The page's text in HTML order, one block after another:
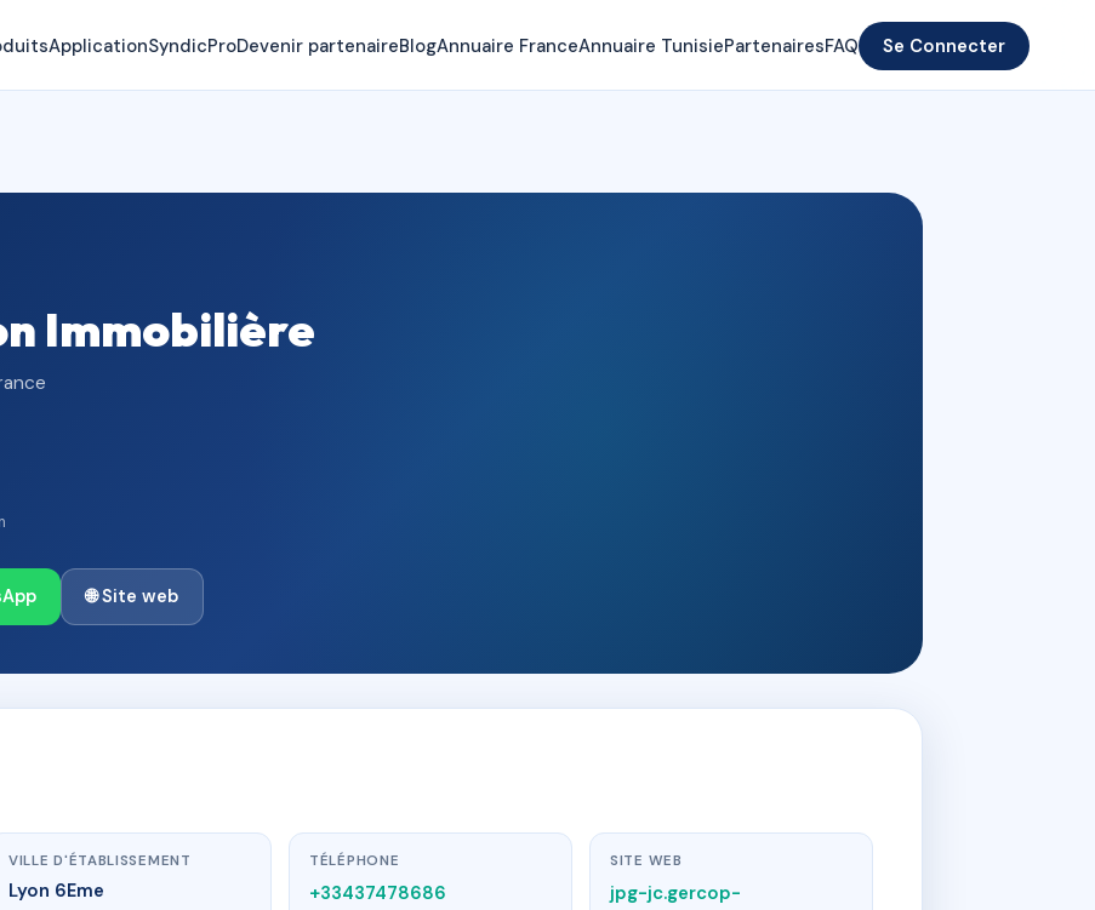
ApplicationSyndicProDevenir partenaireBlogAnnuaire FranceAnnuaire TunisiePartenairesFAQ Se Connecter
Immobilière
🌐 Site web
VILLE D'ÉTABLISSEMENT
Lyon 6Eme
TÉLÉPHONE
+33437478686
SITE WEB
jpg-jc.gercop-